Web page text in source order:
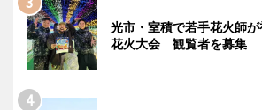
光市・室積で若手花火師
花火大会 観覧者を募集